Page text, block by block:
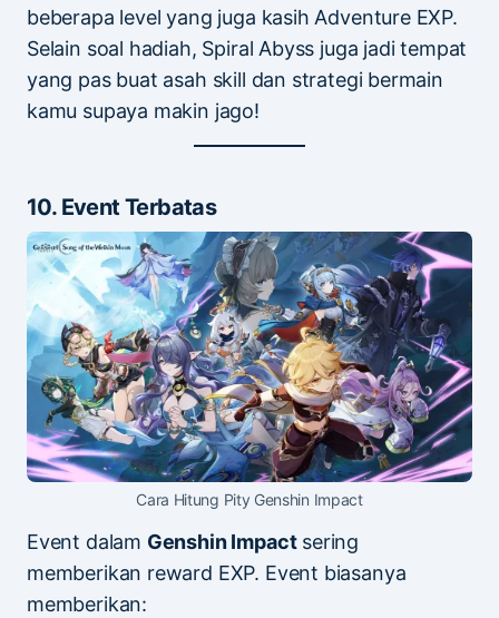
beberapa level yang juga kasih Adventure EXP.
Selain soal hadiah, Spiral Abyss juga jadi tempat
yang pas buat asah skill dan strategi bermain
kamu supaya makin jago!
10. Event Terbatas
Cara Hitung Pity Genshin Impact
Event dalam Genshin Impactsering
memberikan reward EXP. Event biasanya
memberikan: